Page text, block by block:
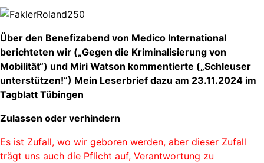
Über den Benefizabend von Medico International
berichteten wir („Gegen die Kriminalisierung von
Mobilität“) und Miri Watson kommentierte („Schleuser
unterstützen!“) Mein Leserbrief dazu am 23.11.2024 im
Tagblatt Tübingen
Zulassen oder verhindern
Es ist Zufall, wo wir geboren werden, aber dieser Zufall
trägt uns auch die Pflicht auf, Verantwortung zu